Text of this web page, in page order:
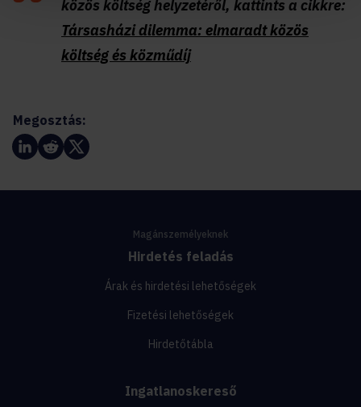
közös költség helyzetéről, kattints a cikkre:
Társasházi dilemma: elmaradt közös
költség és közműdíj
Megosztás:
Magánszemélyeknek
Hirdetés feladás
Árak és hirdetési lehetőségek
Fizetési lehetőségek
Hirdetőtábla
Ingatlanoskereső